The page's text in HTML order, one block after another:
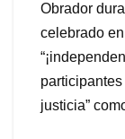
Obrador
celebrado
justicia”